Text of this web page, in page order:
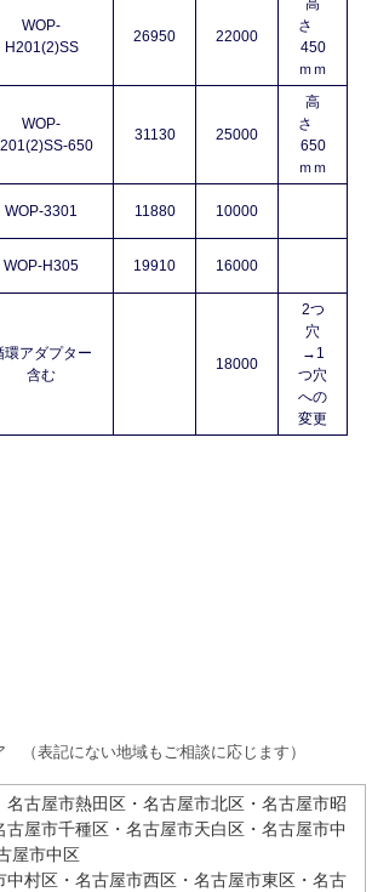
WOP-
H201(2)SS
26950 22000
高
さ
450
ｍｍ
WOP-
650
31130 25000
高
さ
650
ｍｍ
WOP-3301 11880 10000
WOP-H305 19910 16000
環アダプター
含む
18000
2つ
穴
→1
つ穴
への
変更
（表記にない地域もご相談に応じます）
古屋市熱田区・名古屋市北区・名古屋市昭
古屋市千種区・名古屋市天白区・名古屋市中
屋市中区
中村区・名古屋市西区・名古屋市東区・名古